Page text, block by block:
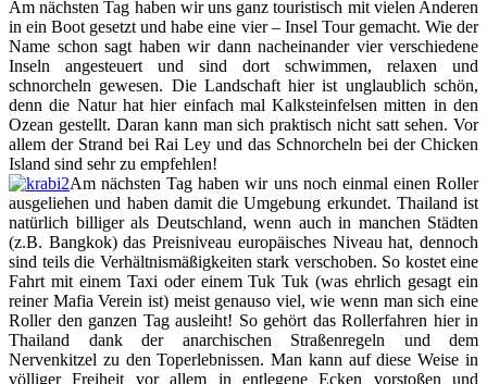
Am nächsten Tag haben wir uns ganz touristisch mit vielen Anderen
in ein Boot gesetzt und habe eine vier – Insel Tour gemacht. Wie der
Name schon sagt haben wir dann nacheinander vier verschiedene
Inseln angesteuert und sind dort schwimmen, relaxen und
schnorcheln gewesen. Die Landschaft hier ist unglaublich schön,
denn die Natur hat hier einfach mal Kalksteinfelsen mitten in den
Ozean gestellt. Daran kann man sich praktisch nicht satt sehen. Vor
allem der Strand bei Rai Ley und das Schnorcheln bei der Chicken
Island sind sehr zu empfehlen!
Am nächsten Tag haben wir uns noch einmal einen Roller
ausgeliehen und haben damit die Umgebung erkundet. Thailand ist
natürlich billiger als Deutschland, wenn auch in manchen Städten
(z.B. Bangkok) das Preisniveau europäisches Niveau hat, dennoch
sind teils die Verhältnismäßigkeiten stark verschoben. So kostet eine
Fahrt mit einem Taxi oder einem Tuk Tuk (was ehrlich gesagt ein
reiner Mafia Verein ist) meist genauso viel, wie wenn man sich eine
Roller den ganzen Tag ausleiht! So gehört das Rollerfahren hier in
Thailand dank der anarchischen Straßenregeln und dem
Nervenkitzel zu den Toperlebnissen. Man kann auf diese Weise in
völliger Freiheit vor allem in entlegene Ecken vorstoßen und